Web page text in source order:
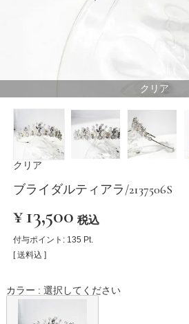
クリア
クリア
ブライダルティアラ/2137506S
¥13,500 税込
付与ポイント: 135 Pt.
送料込
カラー 選択してください